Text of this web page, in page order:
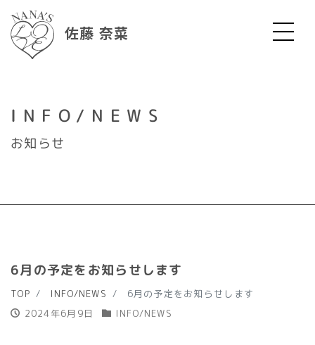
佐藤 奈菜
INFO/NEWS
お知らせ
6月の予定をお知らせします
TOP INFO/NEWS
6月の予定をお知らせします
2024年6月9日
INFO/NEWS